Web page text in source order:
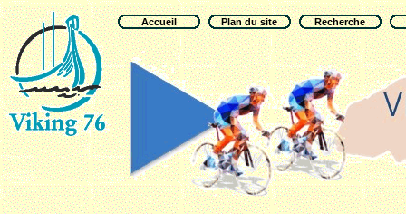
Accueil Plan du site Recherche